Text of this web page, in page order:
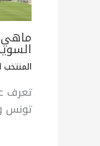
ماهي
تعرف
تونس و